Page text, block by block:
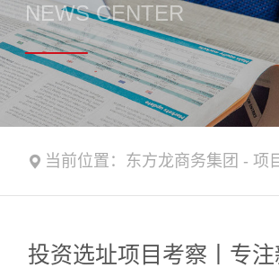
NEWS CENTER
当前位置： 东方龙商务集团 - 项
投资选址项目考察丨专